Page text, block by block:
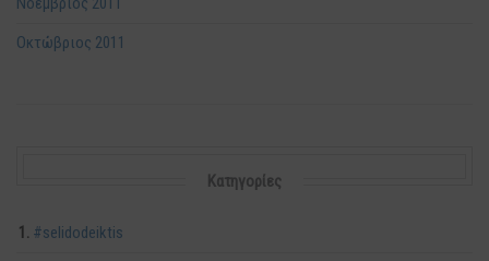
Οκτώβριος 2011
Kατηγορίες
#selidodeiktis